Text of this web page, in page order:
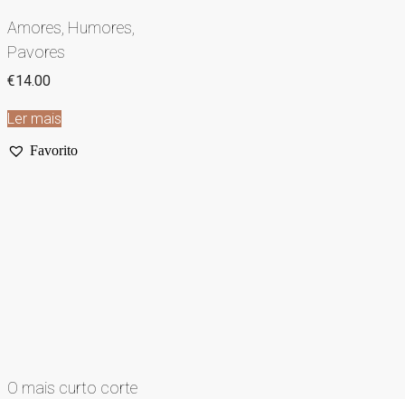
Amores, Humores,
Pavores
€14.00
Ler mais
Favorito
O mais curto corte